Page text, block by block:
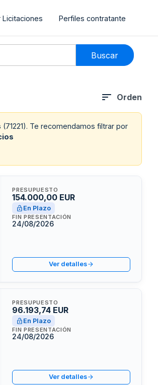
Licitaciones Perfiles contratante
Buscar
Orden
(71221). Te recomendamos filtrar por
PRESUPUESTO
154.000,00 EUR
En Plazo
FIN PRESENTACIÓN
24/08/2026
Ver detalles
PRESUPUESTO
96.193,74 EUR
En Plazo
FIN PRESENTACIÓN
24/08/2026
Ver detalles